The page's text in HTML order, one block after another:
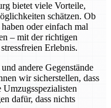
bietet viele Vorteile,
schätzen. Ob
oder einfach mal
– mit der richtigen
Erlebnis.
andere Gegenstände
wir sicherstellen, dass
dafür, dass nichts